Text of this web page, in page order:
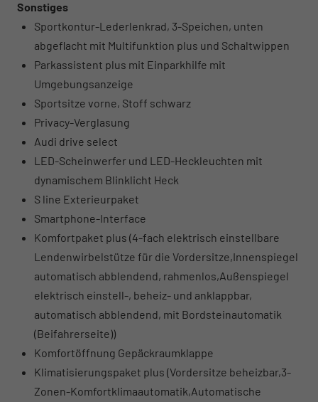
Sonstiges
Sportkontur-Lederlenkrad, 3-Speichen, unten
abgeflacht mit Multifunktion plus und Schaltwippen
Parkassistent plus mit Einparkhilfe mit
Umgebungsanzeige
Sportsitze vorne, Stoff schwarz
Privacy-Verglasung
Audi drive select
LED-Scheinwerfer und LED-Heckleuchten mit
dynamischem Blinklicht Heck
S line Exterieurpaket
Smartphone-Interface
Komfortpaket plus (4-fach elektrisch einstellbare
Lendenwirbelstütze für die Vordersitze,Innenspiegel
automatisch abblendend, rahmenlos,Außenspiegel
elektrisch einstell-, beheiz- und anklappbar,
automatisch abblendend, mit Bordsteinautomatik
(Beifahrerseite))
Komfortöffnung Gepäckraumklappe
Klimatisierungspaket plus (Vordersitze beheizbar,3-
Zonen-Komfortklimaautomatik,Automatische